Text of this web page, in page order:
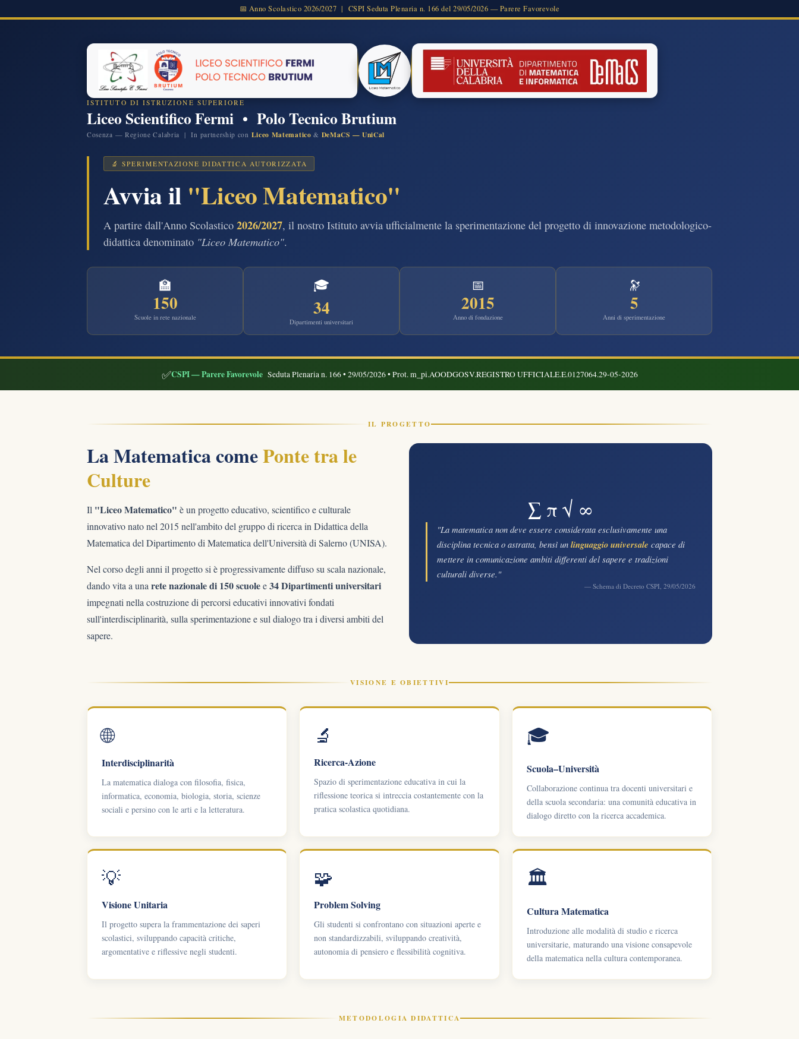
📅 Anno Scolastico 2026/2027 | CSPI Seduta Plenaria n. 166 del 29/05/2026 — Parere Favorevole
ISTITUTO DI ISTRUZIONE SUPERIORE
Liceo Scientifico Fermi • Polo Tecnico Brutium
Cosenza — Regione Calabria | In partnership con Liceo Matematico & DeMaCS — UniCal
🔬 SPERIMENTAZIONE DIDATTICA AUTORIZZATA
Avvia il "Liceo Matematico"
A partire dall'Anno Scolastico 2026/2027, il nostro Istituto avvia ufficialmente la sperimentazione del progetto di innovazione metodologico-
didattica denominato "Liceo Matematico".
🏫
150
Scuole in rete nazionale
🎓
34
Dipartimenti universitari
📅
2015
Anno di fondazione
🔭
5
Anni di sperimentazione
✅CSPI — Parere FavorevoleSeduta Plenaria n. 166 • 29/05/2026 • Prot. m_pi.AOODGOSV.REGISTRO UFFICIALE.E.0127064.29-05-2026
IL PROGETTO
La Matematica comePonte tra le
Culture
Il "Liceo Matematico" è un progetto educativo, scientifico e culturale
innovativo nato nel 2015 nell'ambito del gruppo di ricerca in Didattica della
Matematica del Dipartimento di Matematica dell'Università di Salerno (UNISA).
Nel corso degli anni il progetto si è progressivamente diffuso su scala nazionale,
dando vita a una rete nazionale di 150 scuolee34 Dipartimenti universitari
impegnati nella costruzione di percorsi educativi innovativi fondati
sull'interdisciplinarità, sulla sperimentazione e sul dialogo tra i diversi ambiti del
sapere.
∑ π √ ∞
"La matematica non deve essere considerata esclusivamente una
disciplina tecnica o astratta, bensì un linguaggio universale capace di
mettere in comunicazione ambiti differenti del sapere e tradizioni
culturali diverse."
— Schema di Decreto CSPI, 29/05/2026
VISIONE E OBIETTIVI
🌐
Interdisciplinarità
La matematica dialoga con filosofia, fisica,
informatica, economia, biologia, storia, scienze
sociali e persino con le arti e la letteratura.
🔬
Ricerca-Azione
Spazio di sperimentazione educativa in cui la
riflessione teorica si intreccia costantemente con la
pratica scolastica quotidiana.
🎓
Scuola–Università
Collaborazione continua tra docenti universitari e
della scuola secondaria: una comunità educativa in
dialogo diretto con la ricerca accademica.
💡
Visione Unitaria
Il progetto supera la frammentazione dei saperi
scolastici, sviluppando capacità critiche,
argomentative e riflessive negli studenti.
🧩
Problem Solving
Gli studenti si confrontano con situazioni aperte e
non standardizzabili, sviluppando creatività,
autonomia di pensiero e flessibilità cognitiva.
🏛️
Cultura Matematica
Introduzione alle modalità di studio e ricerca
universitarie, maturando una visione consapevole
della matematica nella cultura contemporanea.
METODOLOGIA DIDATTICA